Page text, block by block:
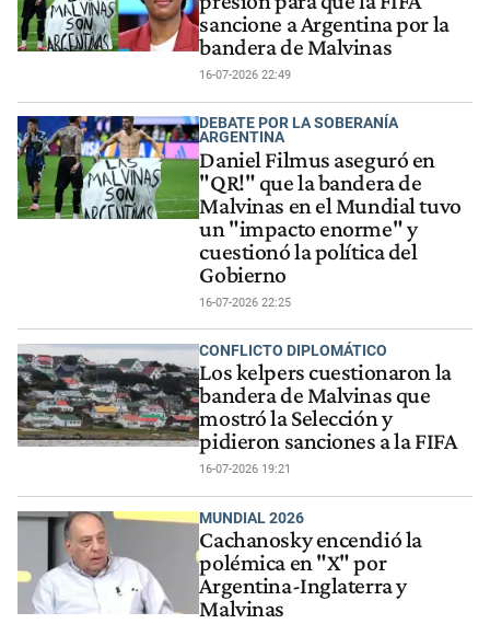
sancione a Argentina por la
bandera de Malvinas
16-07-2026 22:49
DEBATE POR LA SOBERANÍA
ARGENTINA
Daniel Filmus aseguró en
"QR!" que la bandera de
Malvinas en el Mundial tuvo
un "impacto enorme" y
cuestionó la política del
Gobierno
16-07-2026 22:25
CONFLICTO DIPLOMÁTICO
Los kelpers cuestionaron la
bandera de Malvinas que
mostró la Selección y
pidieron sanciones a la FIFA
16-07-2026 19:21
MUNDIAL 2026
Cachanosky encendió la
polémica en "X" por
Argentina-Inglaterra y
Malvinas